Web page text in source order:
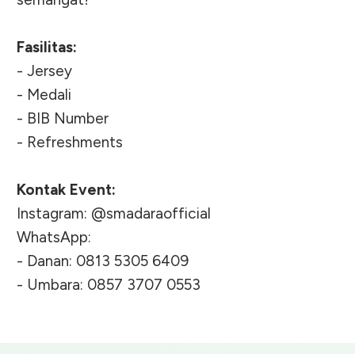
Fasilitas:
- Jersey
- Medali
- BIB Number
- Refreshments
Kontak Event:
Instagram: @smadaraofficial
WhatsApp:
- Danan: 0813 5305 6409
- Umbara: 0857 3707 0553